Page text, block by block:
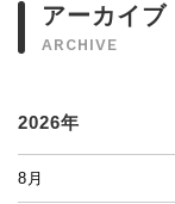
アーカイブ
ARCHIVE
2026年
8月